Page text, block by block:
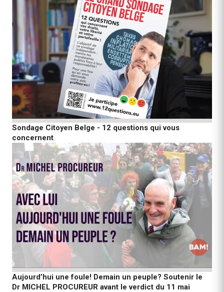
Sondage Citoyen Belge - 12 questions qui vous
concernent
Aujourd’hui une foule! Demain un peuple? Soutenir le
Dr MICHEL PROCUREUR avant le verdict du 11 mai